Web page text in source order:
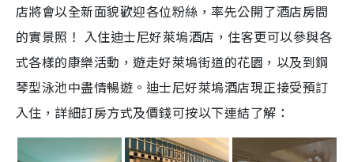
店將會以全新面貌歡迎各位粉絲，率先公開了酒店房間
的實景照！ 入住迪士尼好萊塢酒店，住客更可以參與各
式各樣的康樂活動，遊走好萊塢街道的花園，以及到鋼
琴型泳池中盡情暢遊。迪士尼好萊塢酒店現正接受預訂
入住，詳細訂房方式及價錢可按以下連結了解：